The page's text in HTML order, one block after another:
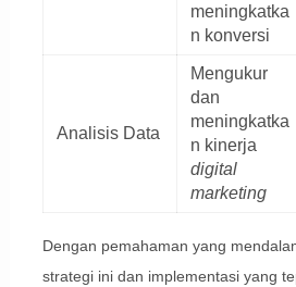
meningkatka
n konversi
Analisis Data
Mengukur
dan
meningkatka
n kinerja
digital
marketing
Dengan pemahaman yang
strategi ini dan implementasi yang